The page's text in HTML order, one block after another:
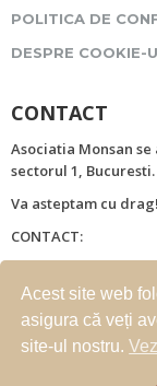
POLITICA DE
DESPRE COOKIE-
CONTACT
Asociatia Monsan
sectorul 1, Bucuresti.
Va asteptam cu drag!
CONTACT:
Mobil: 0722259654
E-mail:
Acest site web
asigura că veți
site-ul nostru.